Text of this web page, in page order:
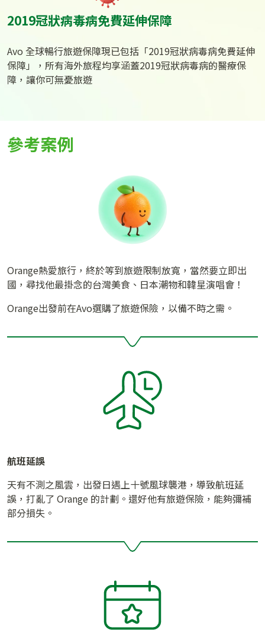
2019冠狀病毒病免費延伸保障
Avo 全球暢行旅遊保障現已包括「2019冠狀病毒病免費延伸
保障」，所有海外旅程均享涵蓋2019冠狀病毒病的醫療保
障，讓你可無憂旅遊
參考案例
Orange熱愛旅行，終於等到旅遊限制放寬，當然要立即出
國，尋找他最掛念的台灣美食、日本潮物和韓星演唱會！
Orange出發前在Avo選購了旅遊保險，以備不時之需。
航班延誤
天有不測之風雲，出發日遇上十號風球襲港，導致航班延
誤，打亂了 Orange 的計劃。還好他有旅遊保險，能夠彌補
部分損失。